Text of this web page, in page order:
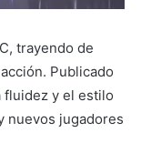
trayendo de
Publicado
y el estilo
nuevos jugadores